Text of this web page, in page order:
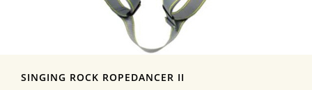
SINGING ROCK ROPEDANCER II